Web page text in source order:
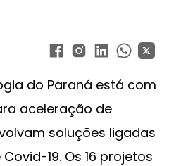
do Paraná está com
aceleração de
soluções ligadas
19. Os 16 projetos